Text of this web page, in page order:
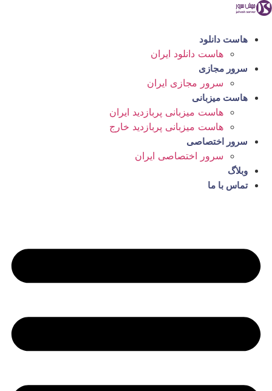
پرش
محتوا
هاست دانلود
هاست دانلود ایران
سرور مجازی
سرور مجازی ایران
هاست میزبانی
هاست میزبانی پربازدید ایران
هاست میزبانی پربازدید خارج
سرور اختصاصی
سرور اختصاصی ایران
وبلاگ
تماس با ما